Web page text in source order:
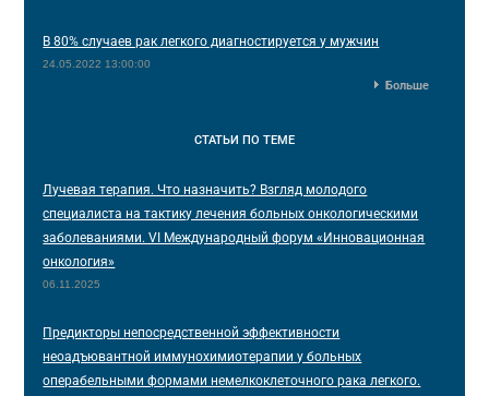
В 80% случаев рак легкого диагностируется у мужчин
24.05.2022 13:00:00
Больше
СТАТЬИ ПО ТЕМЕ
Лучевая терапия. Что назначить? Взгляд молодого
специалиста на тактику лечения больных онкологическими
заболеваниями. VI Международный форум «Инновационная
онкология»
06.11.2025
Предикторы непосредственной эффективности
неоадъювантной иммунохимиотерапии у больных
операбельными формами немелкоклеточного рака легкого.